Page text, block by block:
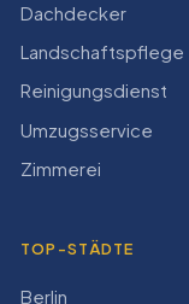
Dachdecker
Landschaftspflege
Reinigungsdienst
Umzugsservice
Zimmerei
TOP-STÄDTE
Berlin